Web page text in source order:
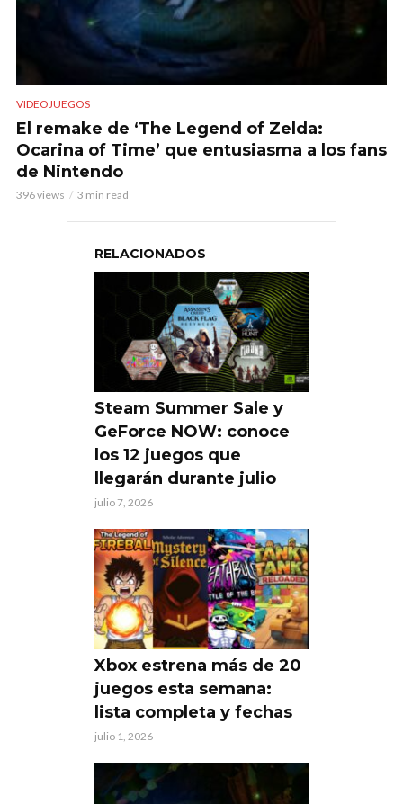
VIDEOJUEGOS
El remake de ‘The Legend of Zelda:
Ocarina of Time’ que entusiasma a los fans
de Nintendo
396 views 3 min read
RELACIONADOS
Steam Summer Sale y
GeForce NOW: conoce
los 12 juegos que
llegarán durante julio
julio 7, 2026
Xbox estrena más de 20
juegos esta semana:
lista completa y fechas
julio 1, 2026